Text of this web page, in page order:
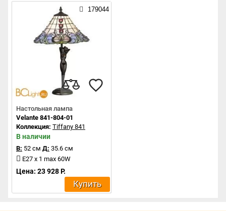
179044
Настольная лампа
Velante 841-804-01
Коллекция: Tiffany 841
В наличии
В: 52 см Д: 35.6 см
E27 x 1 max 60W
Цена: 23 928 Р.
Купить